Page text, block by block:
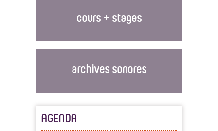
cours + stages
archives sonores
AGENDA